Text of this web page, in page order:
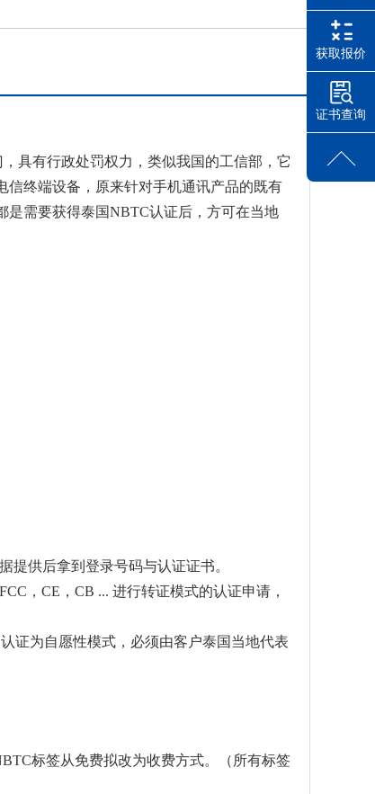
具有行政处罚权力，类似我国的工信部，它
信终端设备，原来针对手机通讯产品的既有
是需要获得泰国NBTC认证后，方可在当地
提供后拿到登录号码与认证证书。
，CE，CB ... 进行转证模式的认证申请，
认证为自愿性模式，必须由客户泰国当地代表
标签从免费拟改为收费方式。（所有标签
获取报价
证书查询